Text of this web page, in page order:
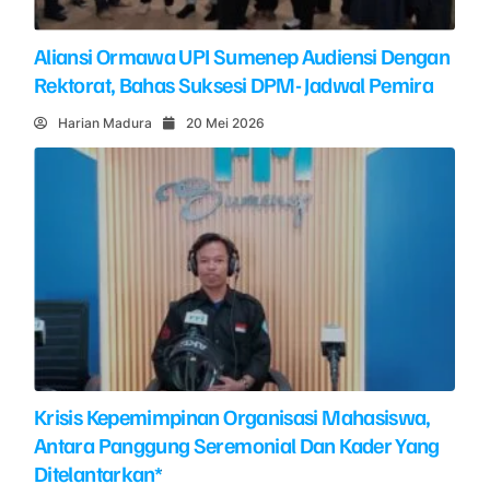
Aliansi Ormawa UPI Sumenep Audiensi Dengan
Rektorat, Bahas Suksesi DPM- Jadwal Pemira
Harian Madura 20 Mei 2026
Krisis Kepemimpinan Organisasi Mahasiswa,
Antara Panggung Seremonial Dan Kader Yang
Ditelantarkan*